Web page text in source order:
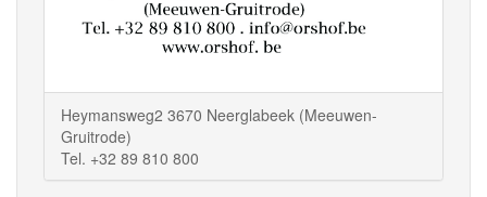
Heymansweg2 3670 Neerglabeek (Meeuwen-
Gruitrode)
Tel. +32 89 810 800